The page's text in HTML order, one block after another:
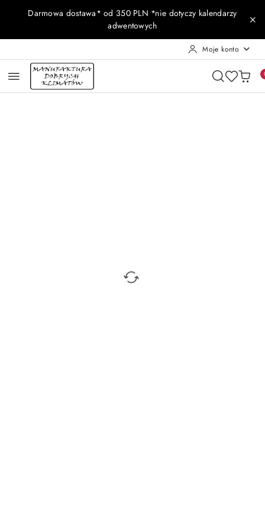
Przejdź do treści głównej
Przejdź do wyszukiwarki
Przejdź do moje konto
Przejdź do menu głównego
Przejdź do opisu produktu
Przejdź do stopki
Darmowa dostawa* od 350 PLN *nie dotyczy kalendarzy
adwentowych
Moje konto